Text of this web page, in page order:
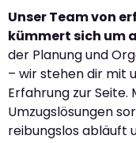
Unser Team von
kümmert sich um
der Planung und
– wir stehen dir mit
Erfahrung zur
Umzugslösungen
reibungslos abläuft